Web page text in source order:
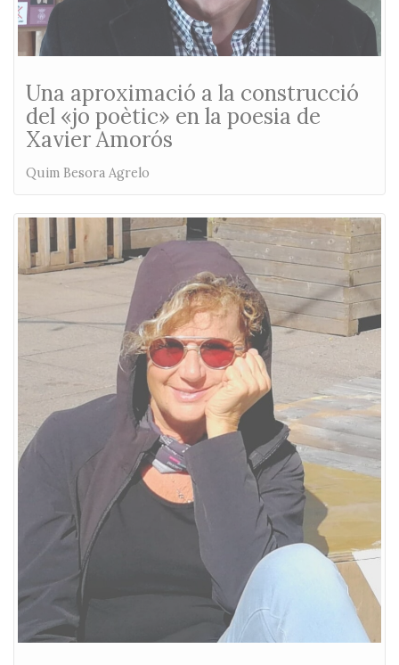
Una aproximació a la construcció
del «jo poètic» en la poesia de
Xavier Amorós
Quim Besora Agrelo